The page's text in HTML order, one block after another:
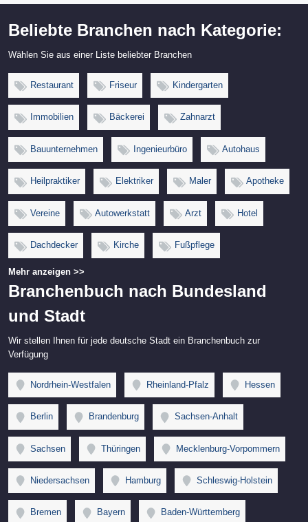
Beliebte Branchen nach Kategorie:
Wählen Sie aus einer Liste beliebter Branchen
Restaurant Friseur Kindergarten
Immobilien Bäckerei Zahnarzt
Bauunternehmen Ingenieurbüro Autohaus
Heilpraktiker Elektriker Maler Apotheke
Vereine Autowerkstatt Arzt Hotel
Dachdecker Kirche Fußpflege
Mehr anzeigen >>
Branchenbuch nach Bundesland
und Stadt
Wir stellen Ihnen für jede deutsche Stadt ein Branchenbuch zur
Verfügung
Nordrhein-Westfalen Rheinland-Pfalz Hessen
Berlin Brandenburg Sachsen-Anhalt
Sachsen Thüringen Mecklenburg-Vorpommern
Niedersachsen Hamburg Schleswig-Holstein
Bremen Bayern Baden-Württemberg